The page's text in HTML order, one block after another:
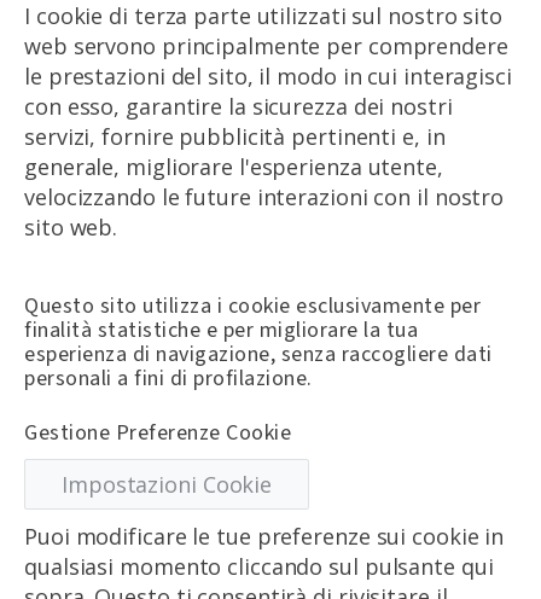
I cookie di terza parte utilizzati sul nostro sito
web servono principalmente per comprendere
le prestazioni del sito, il modo in cui interagisci
con esso, garantire la sicurezza dei nostri
servizi, fornire pubblicità pertinenti e, in
generale, migliorare l'esperienza utente,
velocizzando le future interazioni con il nostro
sito web.
Questo sito utilizza i cookie esclusivamente per
finalità statistiche e per migliorare la tua
esperienza di navigazione, senza raccogliere dati
personali a fini di profilazione.
Gestione Preferenze Cookie
Impostazioni Cookie
Puoi modificare le tue preferenze sui cookie in
qualsiasi momento cliccando sul pulsante qui